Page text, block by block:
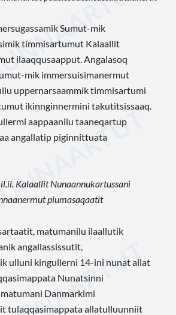
Sumut-mik
timmisartumut Kalaallit
ilaaqqusaapput. Angalasoq
mik immersuisimanermut
uppernarsaammik timmisartumi
ikinnginnermini takutitsissaaq.
aappaanilu taaneqartup
angallatip piginnittuata
Kalaallit Nunaannukartussani
piumasaqaatit
matumanilu ilaallutik
angallassissutit,
ulluni kingullerni 14-ini nunat allat
Nunatsinni
Danmarkimi
tulaqqasimappata allatulluunniit